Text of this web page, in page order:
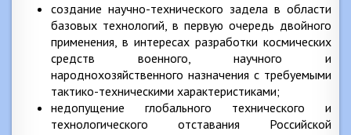
создание научно-технического задела в области
базовых технологий, в первую очередь двойного
применения, в интересах разработки космических
средств военного, научного и
народнохозяйственного назначения с требуемыми
тактико-техническими характеристиками;
недопущение глобального технического и
технологического отставания Российской